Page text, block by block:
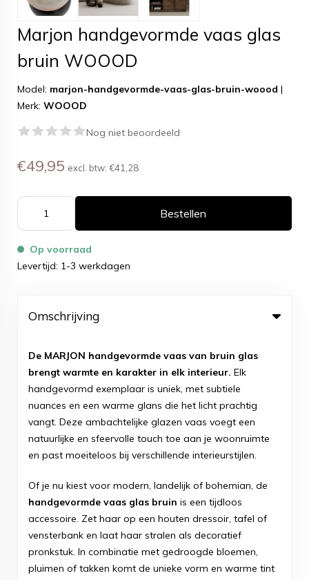
Marjon handgevormde vaas glas
bruin WOOOD
Model: marjon-handgevormde-vaas-glas-bruin-woood |
Merk: WOOOD
Nog niet beoordeeld
€49,95 excl. btw: €41,28
Bestellen
Op voorraad
Levertijd: 1-3 werkdagen
Omschrijving
De MARJON handgevormde vaas van bruin glas
brengt warmte en karakter in elk interieur. Elk
handgevormd exemplaar is uniek, met subtiele
nuances en een warme glans die het licht prachtig
vangt. Deze ambachtelijke glazen vaas voegt een
natuurlijke en sfeervolle touch toe aan je woonruimte
en past moeiteloos bij verschillende interieurstijlen.
Of je nu kiest voor modern, landelijk of bohemian, de
handgevormde vaas glas bruin is een tijdloos
accessoire. Zet haar op een houten dressoir, tafel of
vensterbank en laat haar stralen als decoratief
pronkstuk. In combinatie met gedroogde bloemen,
pluimen of takken komt de unieke vorm en warme tint